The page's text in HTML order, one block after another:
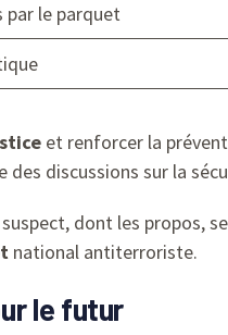
par le parquet
et renforcer la
des discussions sur la
dont les propos,
national antiterroriste.
le futur